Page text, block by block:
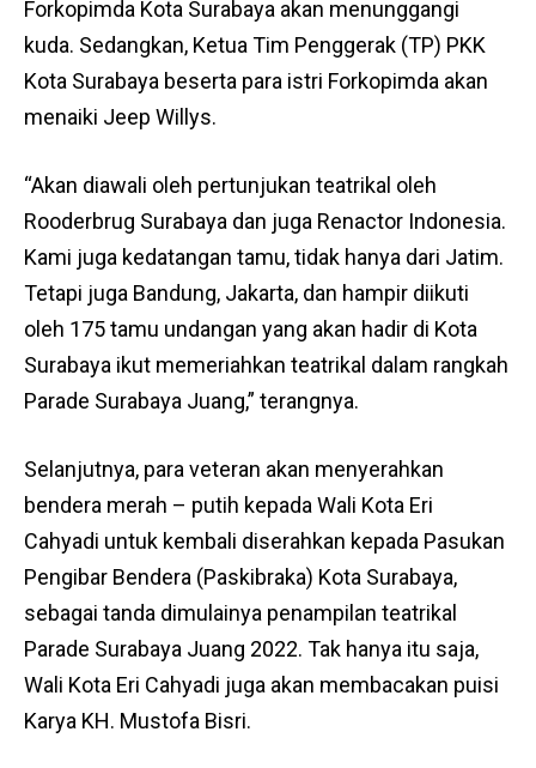
Forkopimda Kota Surabaya akan menunggangi
kuda. Sedangkan, Ketua Tim Penggerak (TP) PKK
Kota Surabaya beserta para istri Forkopimda akan
menaiki Jeep Willys.
“Akan diawali oleh pertunjukan teatrikal oleh
Rooderbrug Surabaya dan juga Renactor Indonesia.
Kami juga kedatangan tamu, tidak hanya dari Jatim.
Tetapi juga Bandung, Jakarta, dan hampir diikuti
oleh 175 tamu undangan yang akan hadir di Kota
Surabaya ikut memeriahkan teatrikal dalam rangkah
Parade Surabaya Juang,” terangnya.
Selanjutnya, para veteran akan menyerahkan
bendera merah – putih kepada Wali Kota Eri
Cahyadi untuk kembali diserahkan kepada Pasukan
Pengibar Bendera (Paskibraka) Kota Surabaya,
sebagai tanda dimulainya penampilan teatrikal
Parade Surabaya Juang 2022. Tak hanya itu saja,
Wali Kota Eri Cahyadi juga akan membacakan puisi
Karya KH. Mustofa Bisri.